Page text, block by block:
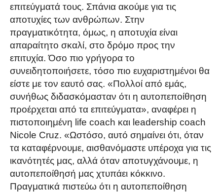
επιτεύγματά τους. Σπάνια ακούμε για τις
αποτυχίες των ανθρώπων. Στην
πραγματικότητα, όμως, η αποτυχία είναι
απαραίτητο σκαλί, στο δρόμο προς την
επιτυχία. Όσο πιο γρήγορα το
συνειδητοποιήσετε, τόσο πιο ευχαριστημένοι θα
είστε με τον εαυτό σας. «Πολλοί από εμάς,
συνήθως διδασκόμασταν ότι η αυτοπεποίθηση
προέρχεται από τα επιτεύγματα», αναφέρει η
πιστοποιημένη life coach και leadership coach
Nicole Cruz. «Ωστόσο, αυτό σημαίνει ότι, όταν
τα καταφέρνουμε, αισθανόμαστε υπέροχα για τις
ικανότητές μας, αλλά όταν αποτυγχάνουμε, η
αυτοπεποίθησή μας χτυπάει κόκκινο.
Πραγματικά πιστεύω ότι η αυτοπεποίθηση